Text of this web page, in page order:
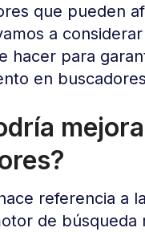
que pueden
a
hacer para
en
referencia a
de búsqueda